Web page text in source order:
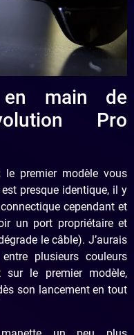
main de
Pro
le premier modèle vous
presque identique, il y
cependant et
un port propriétaire et
le câble). J’aurais
plusieurs couleurs
sur le premier modèle,
son lancement en tout